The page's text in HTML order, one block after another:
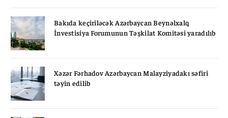
Bakıda keçiriləcək Azərbaycan Beynəlxalq
İnvestisiya Forumunun Təşkilat Komitəsi yaradılıb
Xəzər Fərhadov Azərbaycan Malayziyadakı səfiri
təyin edilib